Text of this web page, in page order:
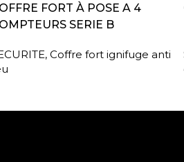
LA SUITEFORT À POSE A 4
SERIE B
, Coffre fort ignifuge anti